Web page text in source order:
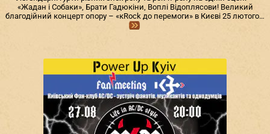
«Жадан і Собаки», Брати Гадюкіни, Воплі Відоплясови! Великий
благодійний концерт опору – «кRock до перемоги» в Києві 25 лютого…